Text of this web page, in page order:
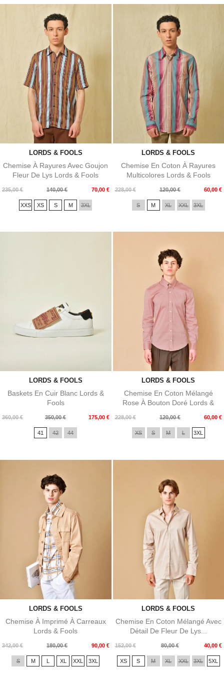
LORDS & FOOLS
Chemise À Rayures Avec Goujon
Fleur De Lys Lords & Fools
235,00 €
Prix
140,00 € 70,00 €
Prix
XXS XS S M 3XL
LORDS & FOOLS
Chemise En Coton À Rayures
Multicolores Lords & Fools
228,00 €
Prix
120,00 € 60,00 €
Prix
S M XL XXL 3XL
LORDS & FOOLS
Baskets En Cuir Blanc Lords &
Fools
360,00 €
Prix
350,00 € 175,00 €
Prix
41 42 44
LORDS & FOOLS
Chemise En Coton Mélangé
Rose À Bouton Doré Lords &
228,00 €
Prix
120,00 € 60,00 €
Prix
XS S M L 3XL
LORDS & FOOLS
Chemise À Imprimé À Carreaux
Lords & Fools
342,00 €
Prix
180,00 € 90,00 €
Prix
S M L XL XXL 3XL
LORDS & FOOLS
Chemise En Coton Mélangé Avec
Détail De Fleur De Lys...
152,00 €
Prix
de
base
80,00 € 40,00 €
Prix
XS S M XL XXL 3XL 5XL